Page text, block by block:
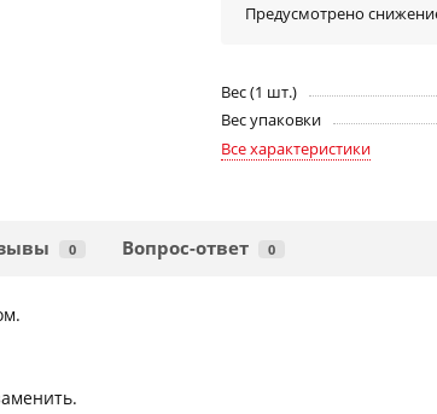
Предусмотрено
Вес (1 шт.)
Вес упаковки
Все характеристики
0 Вопрос-ответ 0